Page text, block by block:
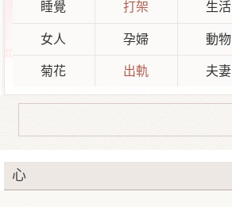
睡覺 打架 生活
女人 孕婦 動物
菊花 出軌 夫妻
心